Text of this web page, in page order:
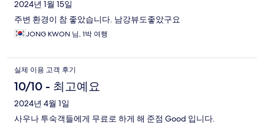
2024년 1월 15일
주변 환경이 참 좋았습니다. 남강뷰도좋았구요
JONG KWON 님, 1박 여행
실제 이용 고객 후기
10/10 - 최고예요
2024년 4월 1일
사우나 투숙객들에게 무료로 하게 해 준점 Good 입니다.